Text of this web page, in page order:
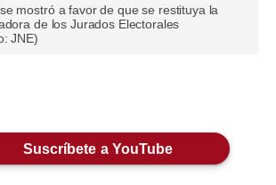
mostró a favor de que se restituya la
de los Jurados Electorales
JNE)
Suscríbete a YouTube